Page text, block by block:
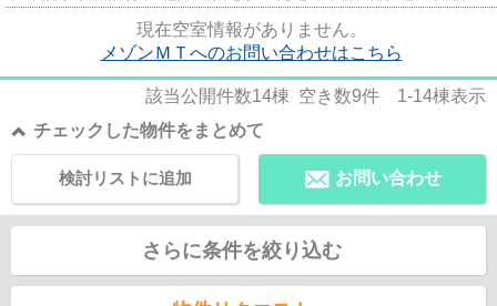
現在空室情報がありません。
メゾンＭＴへのお問い合わせはこちら
該当公開件数14棟 空き数9件 1-14棟表示
チェックした物件をまとめて
お問い合わせ
検討リストに追加
さらに条件を絞り込む